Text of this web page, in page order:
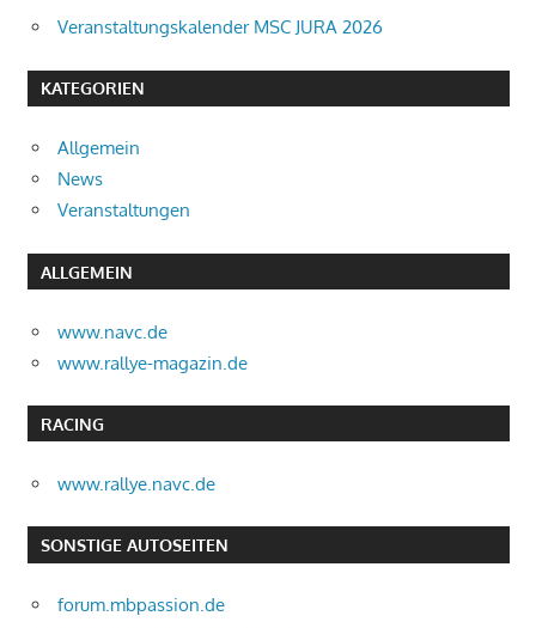
Veranstaltungskalender MSC JURA 2026
KATEGORIEN
Allgemein
News
Veranstaltungen
ALLGEMEIN
www.navc.de
www.rallye-magazin.de
RACING
www.rallye.navc.de
SONSTIGE AUTOSEITEN
forum.mbpassion.de